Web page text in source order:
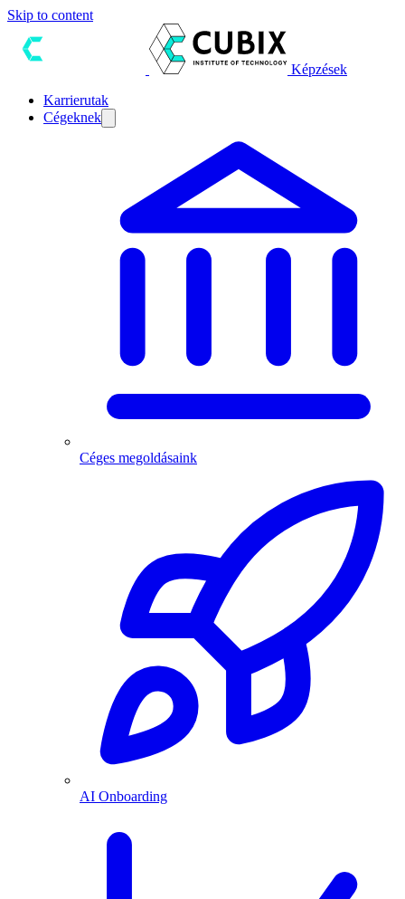
Skip to content
Képzések
Karrierutak
Cégeknek
Céges megoldásaink
AI Onboarding